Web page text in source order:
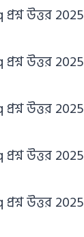
উত্তর 2025
উত্তর 2025
উত্তর 2025
উত্তর 2025
উত্তর 2025